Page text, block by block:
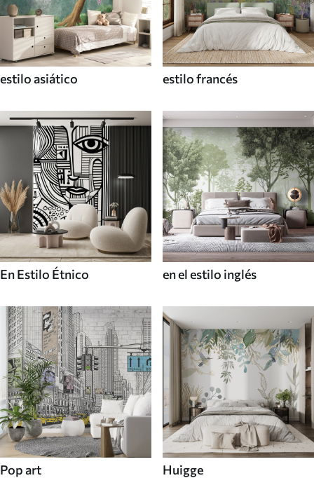
estilo asiático estilo francés
En Estilo Étnico en el estilo inglés
Pop art Huigge